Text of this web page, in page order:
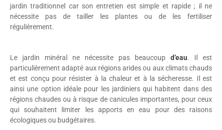
jardin traditionnel car son entretien est simple et rapide ; il ne
nécessite pas de tailler les plantes ou de les fertiliser
régulièrement.
Le jardin minéral ne nécessite pas beaucoup d’eau. Il est
particulièrement adapté aux régions arides ou aux climats chauds
et est conçu pour résister à la chaleur et à la sécheresse. Il est
ainsi une option idéale pour les jardiniers qui habitent dans des
régions chaudes ou à risque de canicules importantes, pour ceux
qui souhaitent limiter les apports en eau pour des raisons
écologiques ou budgétaires.